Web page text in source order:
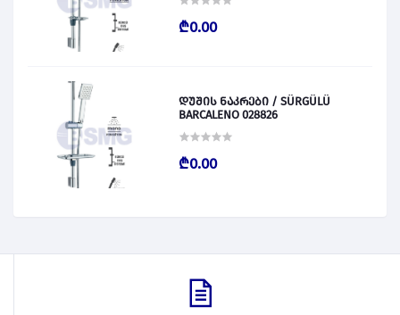
₾0.00
დუშის ნაკრები / SÜRGÜLÜ
BARCALENO 028826
₾0.00